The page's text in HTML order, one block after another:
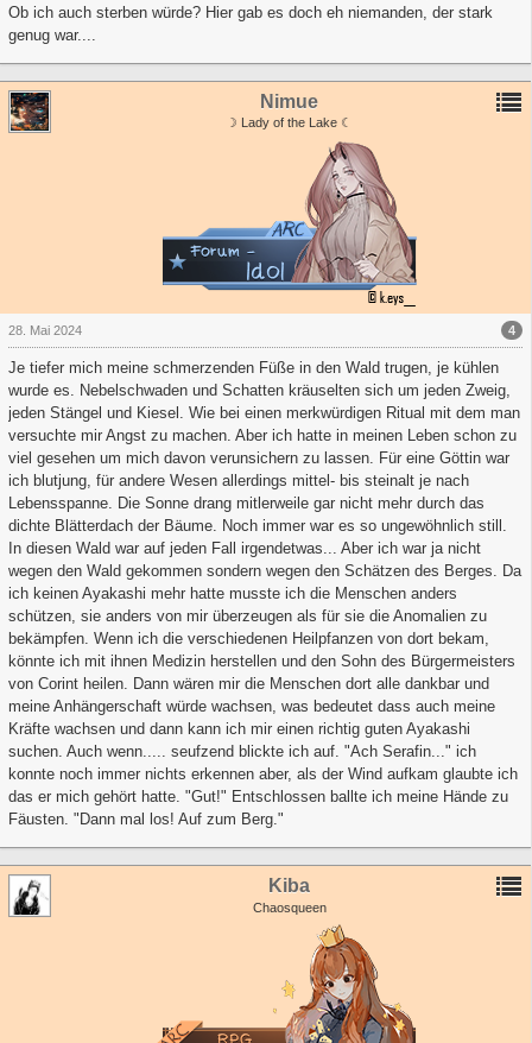
Ob ich auch sterben würde? Hier gab es doch eh niemanden, der stark
genug war....
Nimue
☽ Lady of the Lake ☾
4
28. Mai 2024
Je tiefer mich meine schmerzenden Füße in den Wald trugen, je kühlen
wurde es. Nebelschwaden und Schatten kräuselten sich um jeden Zweig,
jeden Stängel und Kiesel. Wie bei einen merkwürdigen Ritual mit dem man
versuchte mir Angst zu machen. Aber ich hatte in meinen Leben schon zu
viel gesehen um mich davon verunsichern zu lassen. Für eine Göttin war
ich blutjung, für andere Wesen allerdings mittel- bis steinalt je nach
Lebensspanne. Die Sonne drang mitlerweile gar nicht mehr durch das
dichte Blätterdach der Bäume. Noch immer war es so ungewöhnlich still.
In diesen Wald war auf jeden Fall irgendetwas... Aber ich war ja nicht
wegen den Wald gekommen sondern wegen den Schätzen des Berges. Da
ich keinen Ayakashi mehr hatte musste ich die Menschen anders
schützen, sie anders von mir überzeugen als für sie die Anomalien zu
bekämpfen. Wenn ich die verschiedenen Heilpfanzen von dort bekam,
könnte ich mit ihnen Medizin herstellen und den Sohn des Bürgermeisters
von Corint heilen. Dann wären mir die Menschen dort alle dankbar und
meine Anhängerschaft würde wachsen, was bedeutet dass auch meine
Kräfte wachsen und dann kann ich mir einen richtig guten Ayakashi
suchen. Auch wenn..... seufzend blickte ich auf. "Ach Serafin..." ich
konnte noch immer nichts erkennen aber, als der Wind aufkam glaubte ich
das er mich gehört hatte. "Gut!" Entschlossen ballte ich meine Hände zu
Fäusten. "Dann mal los! Auf zum Berg."
Kiba
Chaosqueen